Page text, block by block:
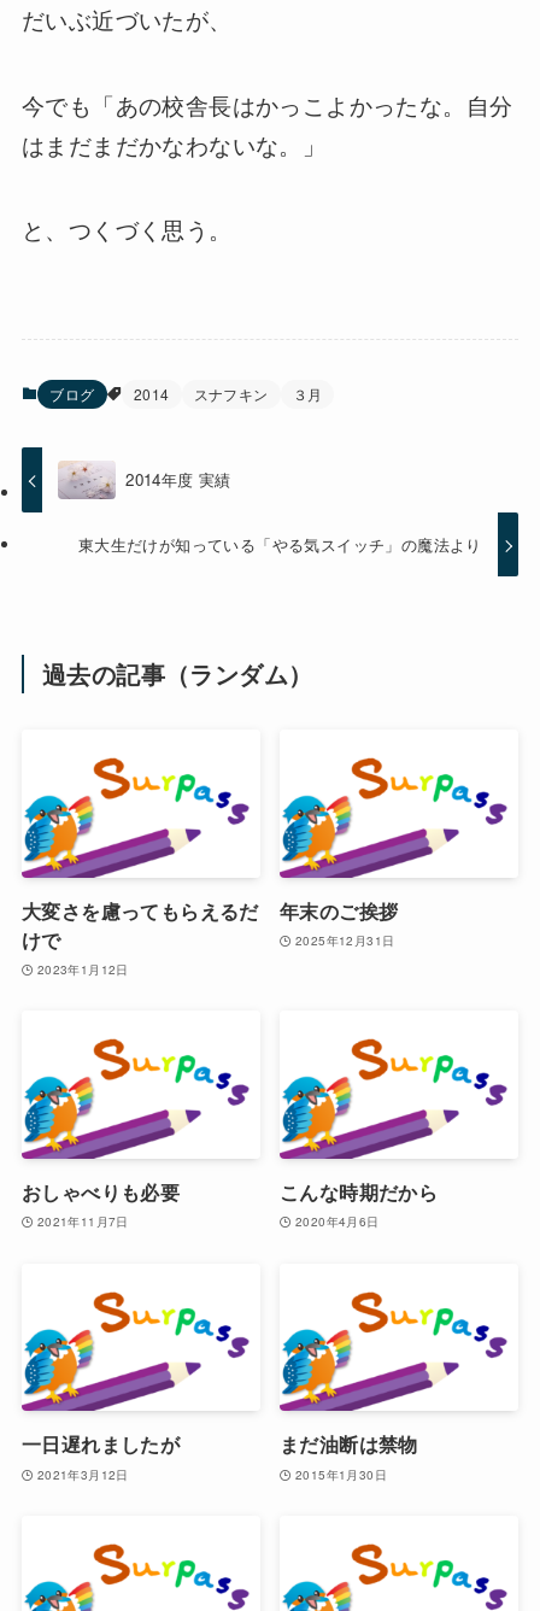
だいぶ近づいたが、
今でも「あの校舎長はかっこよかったな。自分
はまだまだかなわないな。」
と、つくづく思う。
ブログ 2014 スナフキン ３月
2014年度 実績
東大生だけが知っている「やる気スイッチ」の魔法より
過去の記事（ランダム）
大変さを慮ってもらえるだ
けで
2023年1月12日
年末のご挨拶
2025年12月31日
おしゃべりも必要
2021年11月7日
こんな時期だから
2020年4月6日
一日遅れましたが
2021年3月12日
まだ油断は禁物
2015年1月30日